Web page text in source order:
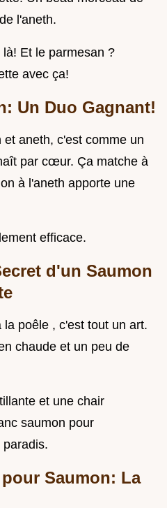
l'aneth.
Et le parmesan ?
avec ça!
Un Duo Gagnant!
aneth, c'est comme un
par cœur. Ça matche à
à l'aneth apporte une
efficace.
d'un Saumon
poêle , c'est tout un art.
chaude et un peu de
et une chair
saumon pour
paradis.
Saumon: La